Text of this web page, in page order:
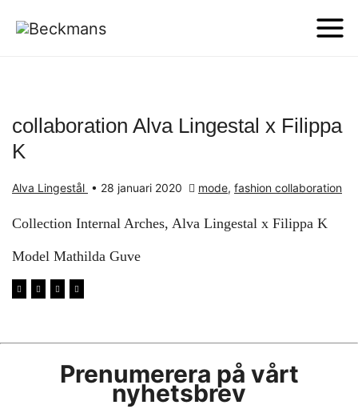
collaboration Alva Lingestal x Filippa
K
Alva Lingestål • 28 januari 2020 mode, fashion collaboration
Collection Internal Arches, Alva Lingestal x Filippa K
Model Mathilda Guve
Prenumerera på vårt
nyhetsbrev